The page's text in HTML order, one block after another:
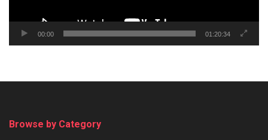
00:00 01:20:34
Browse by Category